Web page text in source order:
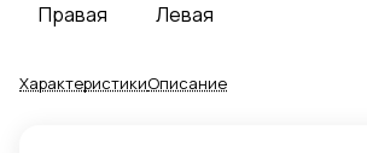
Правая Левая
ХарактеристикиОписание